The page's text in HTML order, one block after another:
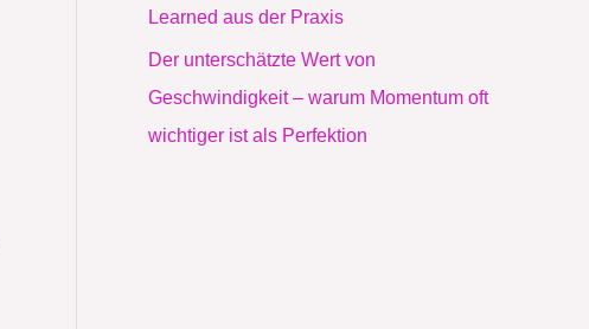
Learned aus der Praxis
Der unterschätzte Wert von
Geschwindigkeit – warum Momentum oft
wichtiger ist als Perfektion